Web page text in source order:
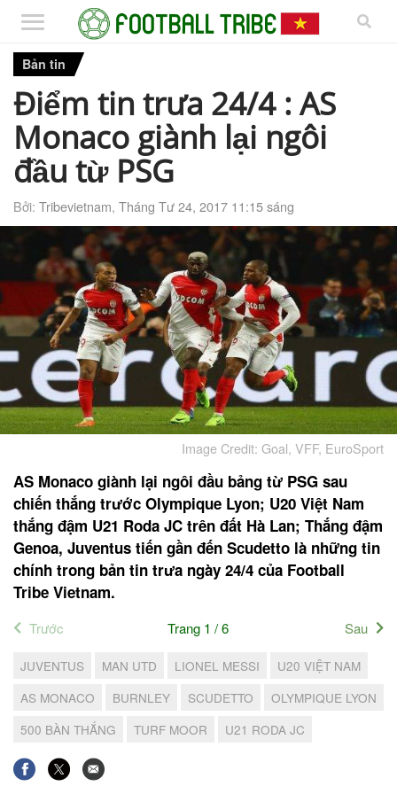
Bản tin
Điểm tin trưa 24/4 : AS
Monaco giành lại ngôi
đầu từ PSG
Bởi: Tribevietnam, Tháng Tư 24, 2017 11:15 sáng
Image Credit: Goal, VFF, EuroSport
AS Monaco giành lại ngôi đầu bảng từ PSG sau
chiến thắng trước Olympique Lyon; U20 Việt Nam
thắng đậm U21 Roda JC trên đất Hà Lan; Thắng đậm
Genoa, Juventus tiến gần đến Scudetto là những tin
chính trong bản tin trưa ngày 24/4 của Football
Tribe Vietnam.
Trước Trang 1 / 6 Sau
JUVENTUS MAN UTD LIONEL MESSI
U20 VIỆT NAM
AS MONACO
BURNLEY SCUDETTO
OLYMPIQUE LYON
500 BÀN THẮNG
TURF MOOR U21 RODA JC